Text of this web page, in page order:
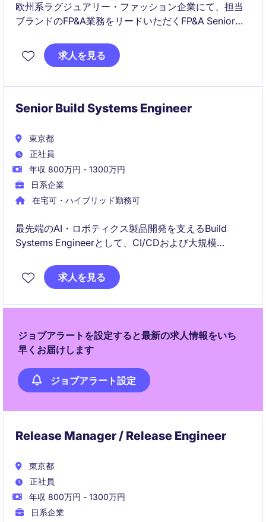
欧州系ラグジュアリー・ファッション企業にて、担当
ブランドのFP&A業務をリードいただくFP&A Senior
を通じて、事業成長を数字の面から支える戦略性の高
いポジションです。
求人を見る
Senior Build Systems Engineer
東京都
正社員
年収 800万円 - 1300万円
日系企業
在宅可・ハイブリッド勤務可
最先端のAI・ロボティクス製品開発を支えるBuild
Systems Engineerとして、CI/CDおよび大規模
す。
も関わることができます。
求人を見る
ジョブアラートを設定すると最新の求人情報をいち
早くお届けします
ジョブアラート設定
Release Manager / Release Engineer
東京都
正社員
年収 800万円 - 1300万円
日系企業